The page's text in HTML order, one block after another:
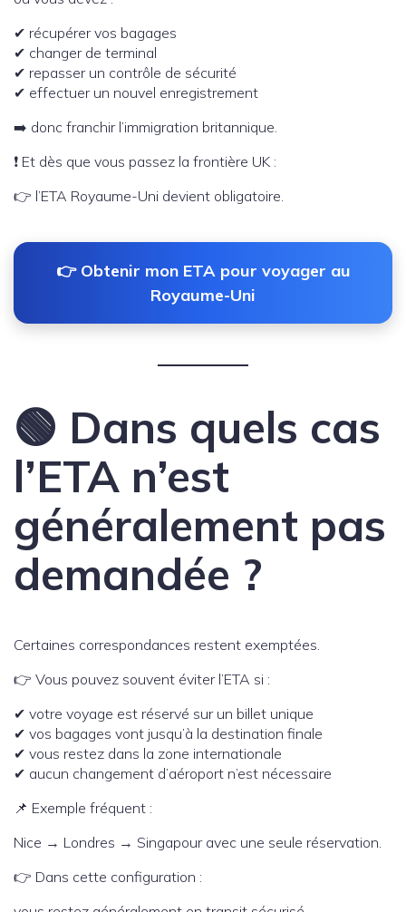
✔ récupérer vos bagages
✔ changer de terminal
✔ repasser un contrôle de sécurité
✔ effectuer un nouvel enregistrement
➡️ donc franchir l’immigration britannique.
❗ Et dès que vous passez la frontière UK :
👉 l’ETA Royaume-Uni devient obligatoire.
👉 Obtenir mon ETA pour voyager au
Royaume-Uni
🟢 Dans quels cas
l’ETA n’est
généralement pas
demandée ?
Certaines correspondances restent exemptées.
👉 Vous pouvez souvent éviter l’ETA si :
✔ votre voyage est réservé sur un billet unique
✔ vos bagages vont jusqu’à la destination finale
✔ vous restez dans la zone internationale
✔ aucun changement d’aéroport n’est nécessaire
📌 Exemple fréquent :
Nice → Londres → Singapour avec une seule réservation.
👉 Dans cette configuration :